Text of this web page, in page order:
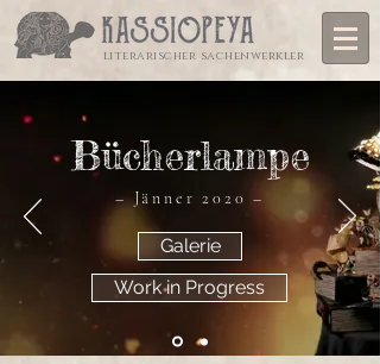
literarischer sachenwerkler
Bücherlampe
– Jänner 2020 –
Galerie
Work in Progress